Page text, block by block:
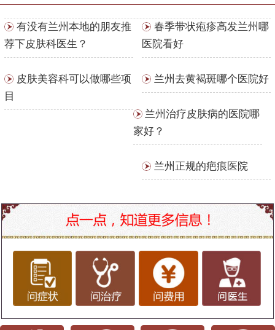
有没有兰州本地的朋友推
荐下皮肤科医生？
春季带状疱疹高发兰州哪
医院看好
皮肤美容科可以做哪些项
目
兰州去黄褐斑哪个医院好
兰州治疗皮肤病的医院哪
家好？
兰州正规的疤痕医院